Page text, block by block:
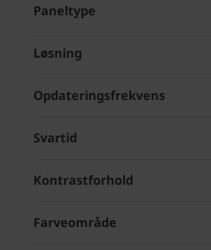
Paneltype
Løsning
Opdateringsfrekvens
Svartid
Kontrastforhold
Farveområde